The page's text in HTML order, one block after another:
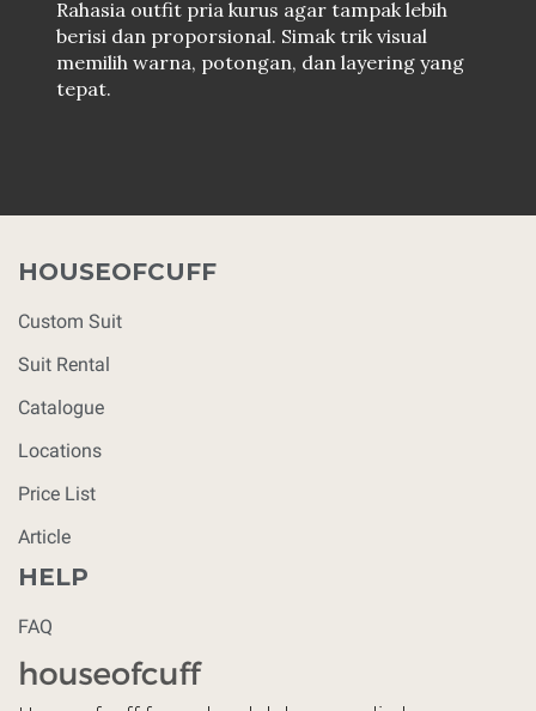
Rahasia outfit pria kurus agar tampak lebih
berisi dan proporsional. Simak trik visual
memilih warna, potongan, dan layering yang
tepat.
HOUSEOFCUFF
Custom Suit
Suit Rental
Catalogue
Locations
Price List
Article
HELP
FAQ